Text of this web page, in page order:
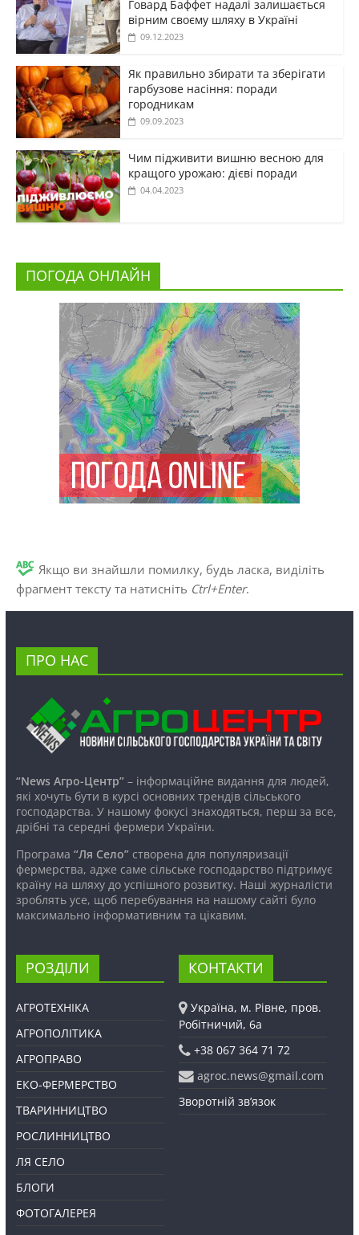
Говард Баффет надалі залишається
вірним своєму шляху в Україні
09.12.2023
Як правильно збирати та зберігати
гарбузове насіння: поради
городникам
09.09.2023
Чим підживити вишню весною для
кращого урожаю: дієві поради
04.04.2023
ПОГОДА ОНЛАЙН
Якщо ви знайшли помилку, будь ласка, виділіть
фрагмент тексту та натисніть Ctrl+Enter.
ПРО НАС
“News Агро-Центр”– інформаційне видання для людей,
які хочуть бути в курсі основних трендів сільського
господарства. У нашому фокусі знаходяться, перш за все,
дрібні та середні фермери України.
Програма “Ля Село”створена для популяризації
фермерства, адже саме сільське господарство підтримує
країну на шляху до успішного розвитку. Наші журналісти
зроблять усе, щоб перебування на нашому сайті було
максимально інформативним та цікавим.
РОЗДІЛИ
АГРОТЕХНІКА
АГРОПОЛІТИКА
АГРОПРАВО
ЕКО-ФЕРМЕРСТВО
ТВАРИННИЦТВО
РОСЛИННИЦТВО
ЛЯ СЕЛО
БЛОГИ
ФОТОГАЛЕРЕЯ
КОНТАКТИ
Україна, м. Рівне, пров.
Робітничий, 6а
+38 067 364 71 72
agroc.news@gmail.com
Зворотній зв’язок